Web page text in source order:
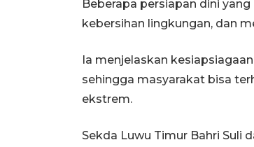
Beberapa persiapan dini
kebersihan lingkungan, dan
Ia menjelaskan
sehingga masyarakat bisa
ekstrem.
Sekda Luwu Timur Bahri